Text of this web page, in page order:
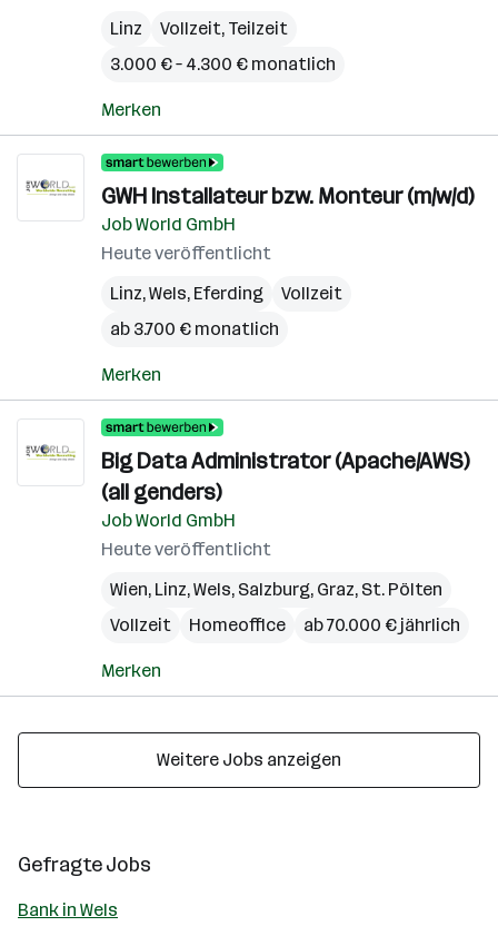
Linz
Vollzeit, Teilzeit
3.000 € – 4.300 € monatlich
Merken
GWH Installateur bzw. Monteur (m/w/d)
Job World GmbH
Heute veröffentlicht
Linz,Wels, Eferding
Vollzeit
ab 3.700 € monatlich
Merken
Big Data Administrator (Apache/AWS)
(all genders)
Job World GmbH
Heute veröffentlicht
Wien, Linz,Wels, Salzburg, Graz, St. Pölten
Vollzeit
Homeoffice ab 70.000 € jährlich
Merken
Weitere Jobs anzeigen
Gefragte Jobs
Bank in Wels